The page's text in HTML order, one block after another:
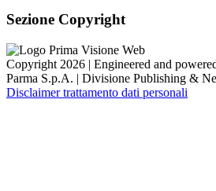
Sezione Copyright
Copyright 2026 | Engineered and
Parma S.p.A. | Divisione Publishing &
Disclaimer trattamento dati personali